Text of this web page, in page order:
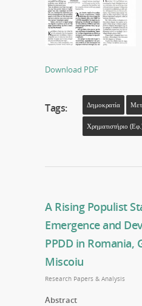
Download PDF
Tags: Δημοκρατία
Χρηματιστήριο
A Rising Populist
Emergence and
PPDD in Romania,
Miscoiu
Research Papers & Analysis
Abstract